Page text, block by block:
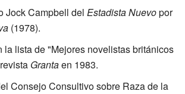
Jock Campbell del Estadista Nuevopor
(1978).
la lista de "Mejores novelistas británicos
Grantaen 1983.
Consejo Consultivo sobre Raza de la